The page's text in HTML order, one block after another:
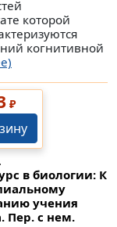
которой
когнитивной
₽
в биологии: К
учения
Пер. с нем.